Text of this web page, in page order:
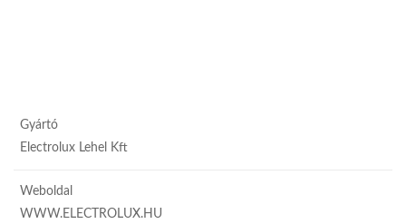
Gyártó
Electrolux Lehel Kft
Weboldal
WWW.ELECTROLUX.HU